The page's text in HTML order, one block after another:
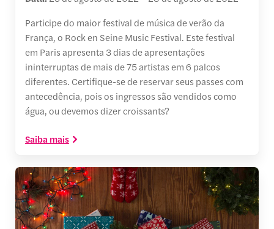
Participe do maior festival de música de verão da
França, o Rock en Seine Music Festival. Este festival
em Paris apresenta 3 dias de apresentações
ininterruptas de mais de 75 artistas em 6 palcos
diferentes. Certifique-se de reservar seus passes com
antecedência, pois os ingressos são vendidos como
água, ou devemos dizer croissants?
Saiba mais